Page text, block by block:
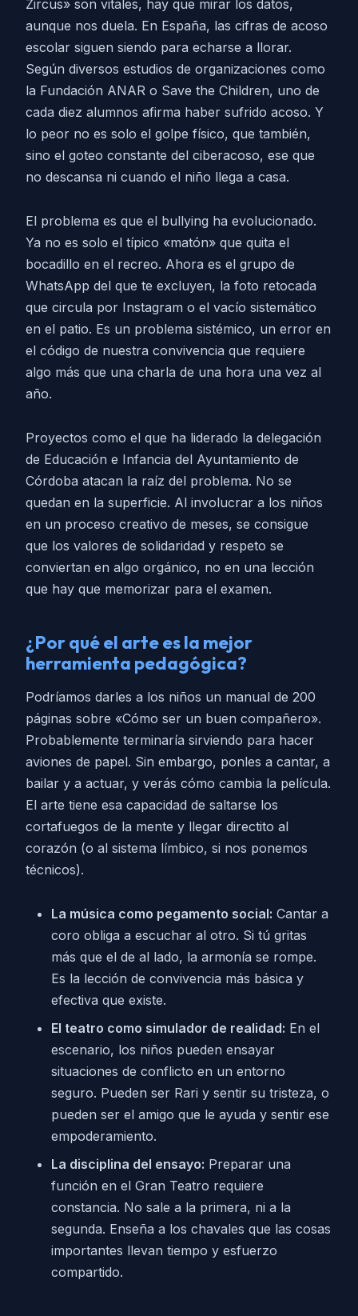
Zircus» son vitales, hay que mirar los datos,
aunque nos duela. En España, las cifras de acoso
escolar siguen siendo para echarse a llorar.
Según diversos estudios de organizaciones como
la Fundación ANAR o Save the Children, uno de
cada diez alumnos afirma haber sufrido acoso. Y
lo peor no es solo el golpe físico, que también,
sino el goteo constante del ciberacoso, ese que
no descansa ni cuando el niño llega a casa.
El problema es que el bullying ha evolucionado.
Ya no es solo el típico «matón» que quita el
bocadillo en el recreo. Ahora es el grupo de
WhatsApp del que te excluyen, la foto retocada
que circula por Instagram o el vacío sistemático
en el patio. Es un problema sistémico, un error en
el código de nuestra convivencia que requiere
algo más que una charla de una hora una vez al
año.
Proyectos como el que ha liderado la delegación
de Educación e Infancia del Ayuntamiento de
Córdoba atacan la raíz del problema. No se
quedan en la superficie. Al involucrar a los niños
en un proceso creativo de meses, se consigue
que los valores de solidaridad y respeto se
conviertan en algo orgánico, no en una lección
que hay que memorizar para el examen.
¿Por qué el arte es la mejor
herramienta pedagógica?
Podríamos darles a los niños un manual de 200
páginas sobre «Cómo ser un buen compañero».
Probablemente terminaría sirviendo para hacer
aviones de papel. Sin embargo, ponles a cantar, a
bailar y a actuar, y verás cómo cambia la película.
El arte tiene esa capacidad de saltarse los
cortafuegos de la mente y llegar directito al
corazón (o al sistema límbico, si nos ponemos
técnicos).
La música como pegamento social: Cantar a
coro obliga a escuchar al otro. Si tú gritas
más que el de al lado, la armonía se rompe.
Es la lección de convivencia más básica y
efectiva que existe.
El teatro como simulador de realidad: En el
escenario, los niños pueden ensayar
situaciones de conflicto en un entorno
seguro. Pueden ser Rari y sentir su tristeza, o
pueden ser el amigo que le ayuda y sentir ese
empoderamiento.
La disciplina del ensayo: Preparar una
función en el Gran Teatro requiere
constancia. No sale a la primera, ni a la
segunda. Enseña a los chavales que las cosas
importantes llevan tiempo y esfuerzo
compartido.